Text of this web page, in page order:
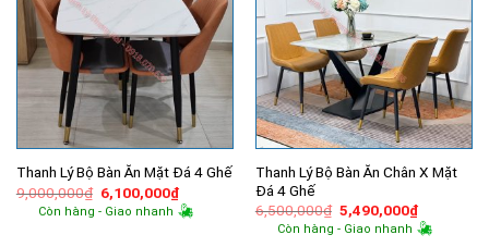
Thanh Lý Bộ Bàn Ăn Mặt Đá 4 Ghế
9,000,000₫ Giá
gốc
là:
6,100,000₫Giá
hiện
tại
Còn hàng - Giao nhanh
Thanh Lý Bộ Bàn Ăn Chân X Mặt
Đá 4 Ghế
6,500,000₫ Giá
gốc
là:
5,490,000₫Giá
hiện
tại
Còn hàng - Giao nhanh